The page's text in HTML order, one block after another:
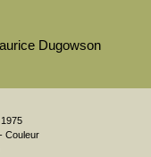
Dugowson
Couleur